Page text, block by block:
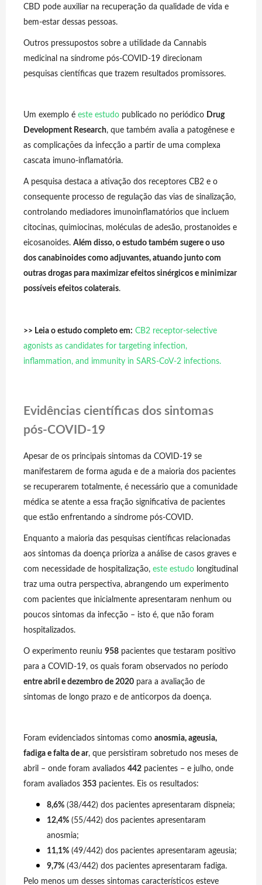
CBD pode auxiliar na recuperação da qualidade de vida e
bem-estar dessas pessoas.
Outros pressupostos sobre a utilidade da Cannabis
medicinal na síndrome pós-COVID-19 direcionam
pesquisas científicas que trazem resultados promissores.
Um exemplo é este estudo publicado no periódico Drug
Development Research, que também avalia a patogênese e
as complicações da infecção a partir de uma complexa
cascata imuno-inflamatória.
A pesquisa destaca a ativação dos receptores CB2 e o
consequente processo de regulação das vias de sinalização,
controlando mediadores imunoinflamatórios que incluem
citocinas, quimiocinas, moléculas de adesão, prostanoides e
eicosanoides. Além disso, o estudo também sugere o uso
dos canabinoides como adjuvantes, atuando junto com
outras drogas para maximizar efeitos sinérgicos e minimizar
possíveis efeitos colaterais.
>> Leia o estudo completo em: CB2 receptor-selective
agonists as candidates for targeting infection,
inflammation, and immunity in SARS-CoV-2 infections.
Evidências científicas dos sintomas
pós-COVID-19
Apesar de os principais sintomas da COVID-19 se
manifestarem de forma aguda e de a maioria dos pacientes
se recuperarem totalmente, é necessário que a comunidade
médica se atente a essa fração significativa de pacientes
que estão enfrentando a síndrome pós-COVID.
Enquanto a maioria das pesquisas científicas relacionadas
aos sintomas da doença prioriza a análise de casos graves e
com necessidade de hospitalização, este estudo longitudinal
traz uma outra perspectiva, abrangendo um experimento
com pacientes que inicialmente apresentaram nenhum ou
poucos sintomas da infecção – isto é, que não foram
hospitalizados.
O experimento reuniu 958 pacientes que testaram positivo
para a COVID-19, os quais foram observados no período
entre abril e dezembro de 2020 para a avaliação de
sintomas de longo prazo e de anticorpos da doença.
Foram evidenciados sintomas como anosmia, ageusia,
fadiga e falta de ar, que persistiram sobretudo nos meses de
abril – onde foram avaliados 442 pacientes – e julho, onde
foram avaliados 353 pacientes. Eis os resultados:
8,6% (38/442) dos pacientes apresentaram dispneia;
12,4% (55/442) dos pacientes apresentaram
anosmia;
11,1% (49/442) dos pacientes apresentaram ageusia;
9,7% (43/442) dos pacientes apresentaram fadiga.
Pelo menos um desses sintomas característicos esteve